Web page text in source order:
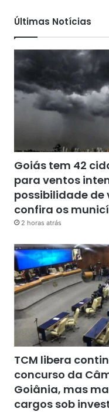
Últimas Notícias
Goiás tem 42
para ventos
possibilidade de
confira os
2 horas atrás
TCM libera
concurso da
Goiânia, mas
cargos sob